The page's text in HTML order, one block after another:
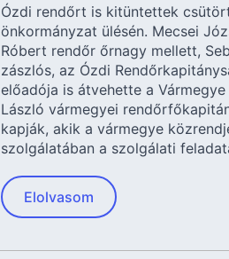
Ózdi rendőrt is kitüntettek
önkormányzat ülésén. Mecsei
Róbert rendőr őrnagy mellett,
zászlós, az Ózdi
előadója is átvehette a
László vármegyei
kapják, akik a vármegye
szolgálatában a szolgálati
Elolvasom